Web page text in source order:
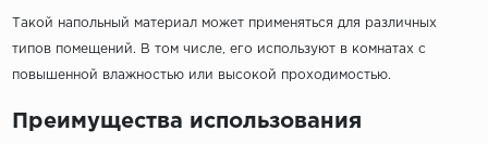
Такой напольный материал может применяться для различных
типов помещений. В том числе, его используют в комнатах с
повышенной влажностью или высокой проходимостью.
Преимущества использования